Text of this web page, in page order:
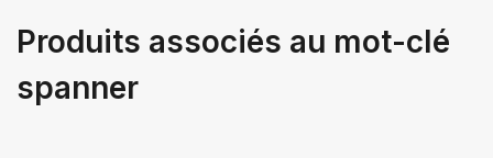
Produits associés au mot-clé
spanner